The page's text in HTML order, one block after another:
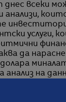
всеки
анализи,
услуги,
да
на